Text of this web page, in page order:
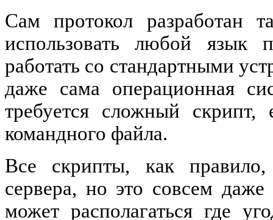
Сам протокол разработан
использовать любой язык
работать со стандартными
даже сама операционная
требуется сложный
командного файла.
Все скрипты, как
сервера, но это совсем
может располагаться где